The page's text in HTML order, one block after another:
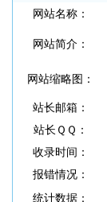
网站名称：
网站简介：
网站缩略图：
站长邮箱：
站长ＱＱ：
收录时间：
报错情况：
统计数据：